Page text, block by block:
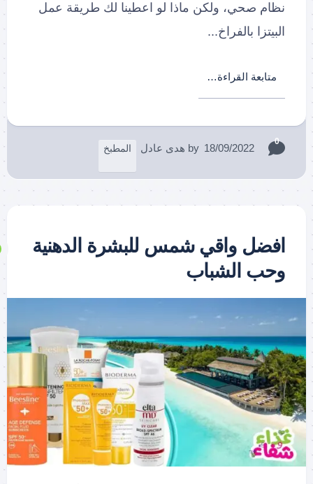
نظام صحي، ولكن ماذا لو اعطينا لك طريقة عمل
البيتزا بالفراخ...
متابعة القراءة…
18/09/2022
by هدى عادل المطبخ
0
افضل واقي شمس للبشرة الدهنية
وحب الشباب